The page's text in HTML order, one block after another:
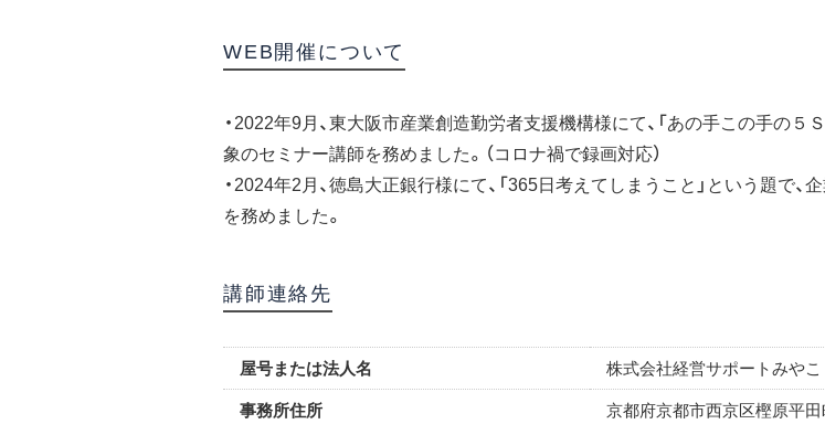
WEB開催について
・2022年9月、東大阪市産業創造勤労者支援機構様にて、「あの手この手の５
象のセミナー講師を務めました。（コロナ禍で録画対応）
・2024年2月、徳島大正銀行様にて、「365日考えてしまうこと」という題で
を務めました。
講師連絡先
屋号または法人名
株式会社経営サポートみやこ
事務所住所
京都府京都市西京区樫原平